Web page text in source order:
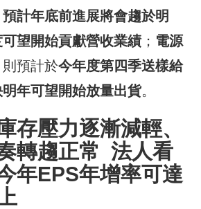
計年底前進展將會趨於明
望開始貢獻營收業績； 電源
則預計於今年度第四季送樣給
年可望開始放量出貨。
存壓力逐漸減輕、
轉趨正常 法人看
年EPS年增率可達